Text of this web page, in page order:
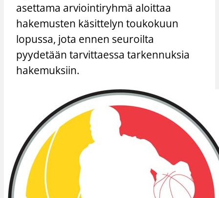
asettama arviointiryhmä aloittaa
hakemusten käsittelyn toukokuun
lopussa, jota ennen seuroilta
pyydetään tarvittaessa tarkennuksia
hakemuksiin.